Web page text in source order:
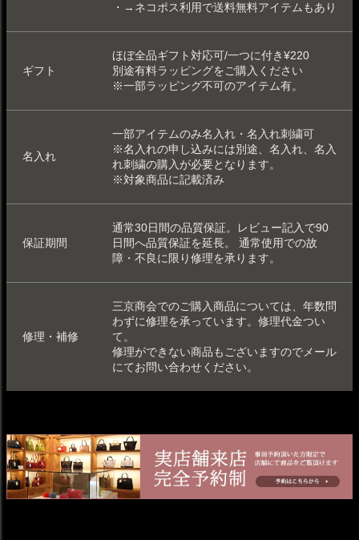
・ →ネコポス利用で送料無料アイテムもあり
ギフト
ほぼ全品ギフト対応可/一つに付き¥220
別途有料ラッピングをご購入ください
※一部ラッピング不可のアイテム有。
名入れ
一部アイテムのみ名入れ ・ 名入れ刺繍可
※名入れの申し込みには別途、名入れ、名入
れ刺繍の購入が必要となります。
※対象商品に記載済み
保証期間
通常30日間の品質保証。レビュー記入で90
日間へ品質保証を延長。 通常使用での故
障・不良に限り修理を承ります。
修理・補修
三京商会でのご購入商品については、年数問
わずに修理を承っています。 修理代金つい
て 。
修理ができない商品もございますのでメール
にてお問い合わせください。